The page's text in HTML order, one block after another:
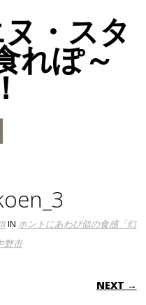
・スタ
れぽ～
IN ホントにあわび似の食感「幻
野市
NEXT →